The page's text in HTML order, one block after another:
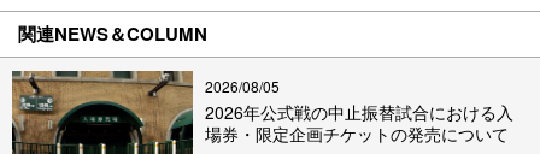
関連NEWS＆COLUMN
2026/08/05
2026年公式戦の中止振替試合における入
場券・限定企画チケットの発売について